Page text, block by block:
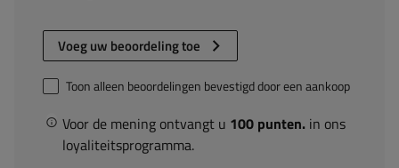
Voeg uw beoordeling toe
Voor de mening ontvangt u 100 punten. in ons
loyaliteitsprogramma.
Toon alleen beoordelingen bevestigd door een aankoop